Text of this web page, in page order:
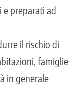
e preparati ad
il rischio di
famiglie
in generale